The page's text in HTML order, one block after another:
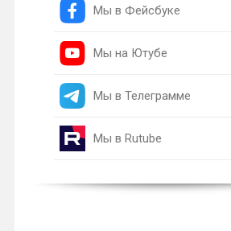
Мы в Фейсбуке
Мы на Ютубе
Мы в Телеграмме
Мы в Rutube